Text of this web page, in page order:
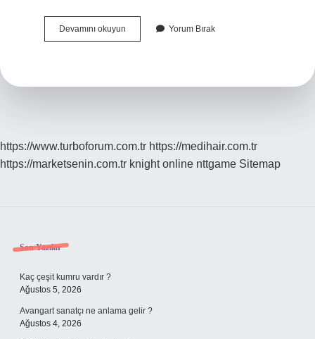
Devamını okuyun
Yaparken
Yorum Bırak
https://www.turboforum.com.tr https://medihair.com.tr
https://marketsenin.com.tr knight online nttgame Sitemap
Sidebar
Son Yazılar
Kaç çeşit kumru vardır ?
Ağustos 5, 2026
Avangart sanatçı ne anlama gelir ?
Ağustos 4, 2026